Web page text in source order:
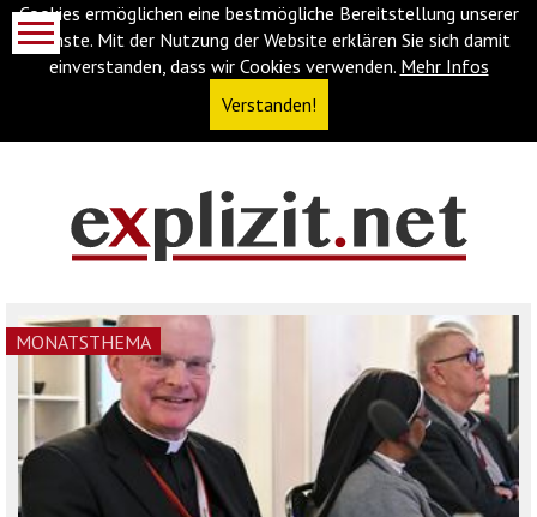
Cookies ermöglichen eine bestmögliche Bereitstellung unserer
Dienste. Mit der Nutzung der Website erklären Sie sich damit
einverstanden, dass wir Cookies verwenden. Mehr Infos
Verstanden!
(Accesskey
'1')Zur
springen
(Accesskey
'3')Zur
Suche
springen
MONATSTHEMA